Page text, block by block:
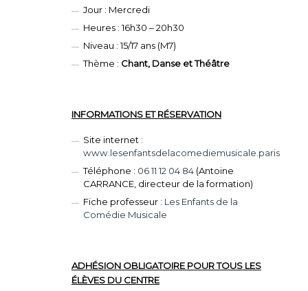
Jour : Mercredi
Heures : 16h30 – 20h30
Niveau : 15/17 ans (M7)
Thème : Chant, Danse et Théâtre
INFORMATIONS ETRÉSERVATION
Site internet :
www.lesenfantsdelacomediemusicale.paris
Téléphone : 06 11 12 04 84(Antoine
CARRANCE, directeur de la formation)
Fiche professeur : Les Enfants de la
Comédie Musicale
ADHÉSION OBLIGATOIRE POUR TOUS LES
ÉLÈVES DU CENTRE